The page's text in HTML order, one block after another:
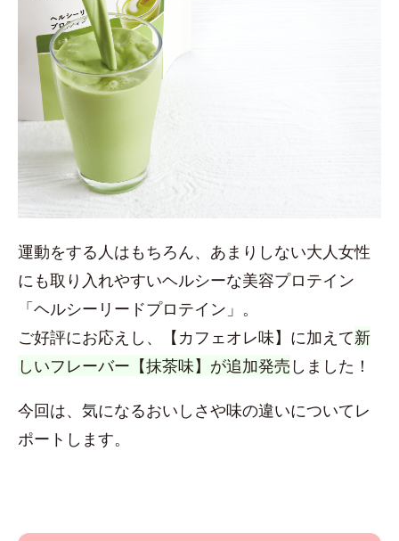
運動をする人はもちろん、あまりしない大人女性
にも取り入れやすいヘルシーな美容プロテイン
「ヘルシーリードプロテイン」。
ご好評にお応えし、【カフェオレ味】に加えて新
しいフレーバー【抹茶味】が追加発売 しました！
今回は、気になるおいしさや味の違いについてレ
ポートします。